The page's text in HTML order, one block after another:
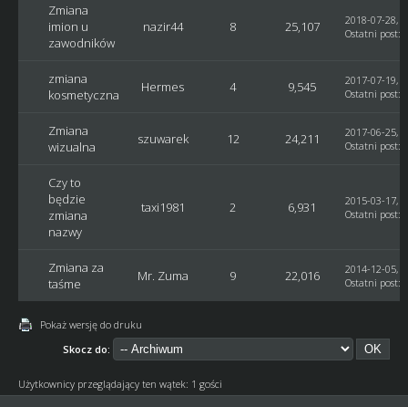
Zmiana
imion u
zawodników
nazir44 8 25,107
2018-07-28,
Ostatni post:
zmiana
kosmetyczna
Hermes 4 9,545
2017-07-19,
Ostatni post:
Zmiana
wizualna
szuwarek 12 24,211
2017-06-25,
Ostatni post:
Czy to
będzie
zmiana
nazwy
taxi1981 2 6,931
2015-03-17,
Ostatni post:
Zmiana za
taśme
Mr. Zuma 9 22,016
2014-12-05,
Ostatni post:
Pokaż wersję do druku
Skocz do:
Użytkownicy przeglądający ten wątek: 1 gości